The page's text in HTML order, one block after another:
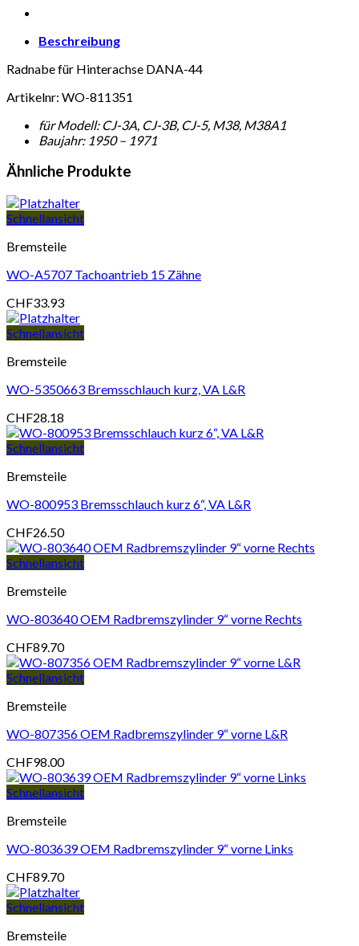
Beschreibung
Radnabe für Hinterachse DANA-44
Artikelnr: WO-811351
für Modell: CJ-3A, CJ-3B, CJ-5, M38, M38A1
Baujahr: 1950 – 1971
Ähnliche Produkte
Schnellansicht
Bremsteile
WO-A5707 Tachoantrieb 15 Zähne
CHF33.93
Schnellansicht
Bremsteile
WO-5350663 Bremsschlauch kurz, VA L&R
CHF28.18
Schnellansicht
Bremsteile
WO-800953 Bremsschlauch kurz 6“, VA L&R
CHF26.50
Schnellansicht
Bremsteile
WO-803640 OEM Radbremszylinder 9“ vorne Rechts
CHF89.70
Schnellansicht
Bremsteile
WO-807356 OEM Radbremszylinder 9“ vorne L&R
CHF98.00
Schnellansicht
Bremsteile
WO-803639 OEM Radbremszylinder 9“ vorne Links
CHF89.70
Schnellansicht
Bremsteile